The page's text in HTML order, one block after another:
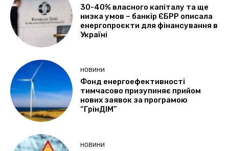
30-40% власного капіталу та ще
низка умов – банкір ЄБРР описала
енергопроєкти для фінансування в
Україні
НОВИНИ
Фонд енергоефективності
тимчасово призупиняє прийом
нових заявок за програмою
“ГрінДІМ”
НОВИНИ